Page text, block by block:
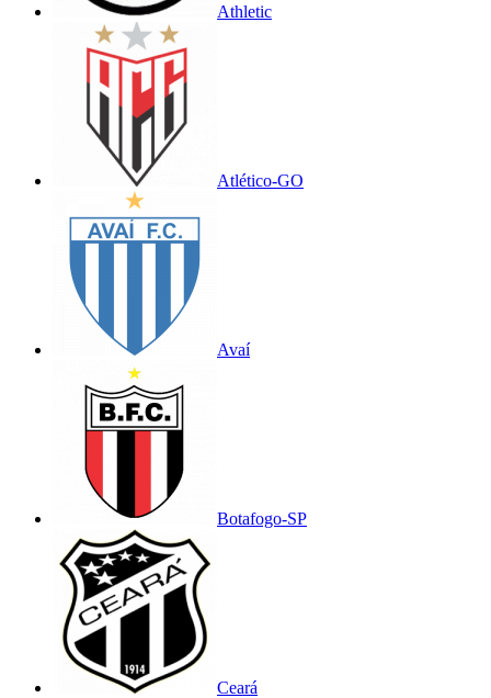
Athletic
Atlético-GO
Avaí
Botafogo-SP
Ceará